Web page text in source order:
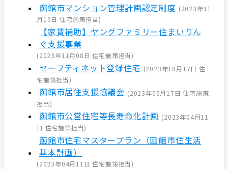
函館市マンション管理計画認定制度 (2023年11
月10日 住宅施策担当)
【家賃補助】ヤングファミリー住まいりん
ぐ支援事業
(2023年11月08日 住宅施策担当)
セーフティネット登録住宅 (2023年10月17日 住
宅施策担当)
函館市居住支援協議会 (2023年05月17日 住宅施策
担当)
函館市公営住宅等長寿命化計画 (2023年04月11
日 住宅施策担当)
函館市住宅マスタープラン（函館市住生活
基本計画）
(2023年04月11日 住宅施策担当)